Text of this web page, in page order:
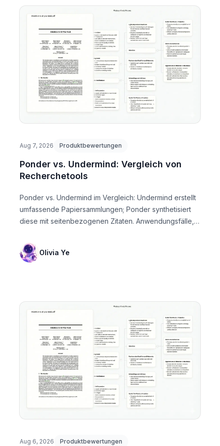
Aug 7, 2026 Produktbewertungen
Ponder vs. Undermind: Vergleich von
Recherchetools
Ponder vs. Undermind im Vergleich: Undermind erstellt
umfassende Papiersammlungen; Ponder synthetisiert
diese mit seitenbezogenen Zitaten. Anwendungsfälle,
Olivia Ye
Aug 6, 2026 Produktbewertungen